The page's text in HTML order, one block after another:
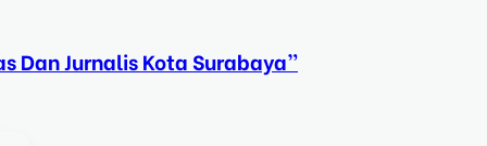
Dan Jurnalis Kota Surabaya”